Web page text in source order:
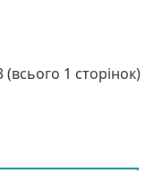
(всього 1 сторінок)